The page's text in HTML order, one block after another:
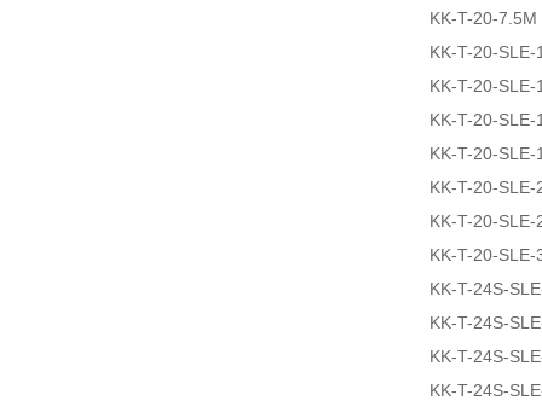
KK-T-20-7.5M
KK-T-20-SLE-
KK-T-20-SLE-
KK-T-20-SLE-
KK-T-20-SLE-
KK-T-20-SLE-
KK-T-20-SLE-
KK-T-20-SLE-
KK-T-24S-
KK-T-24S-
KK-T-24S-
KK-T-24S-